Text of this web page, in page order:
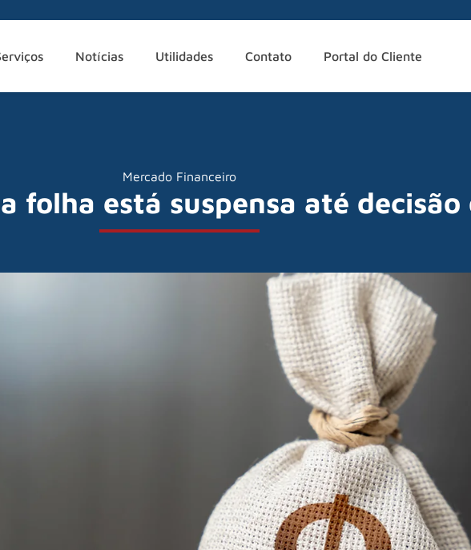
Notícias Utilidades Contato Portal do Cliente
Mercado Financeiro
folha está suspensa até decisão